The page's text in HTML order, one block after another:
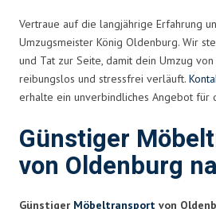
Vertraue auf die langjährige Erfahrung
Umzugsmeister König Oldenburg. Wir
und Tat zur Seite, damit dein Umzug
reibungslos und stressfrei verläuft.
erhalte ein unverbindliches Angebot für
Günstiger
von Oldenburg
Günstiger Möbeltransport von